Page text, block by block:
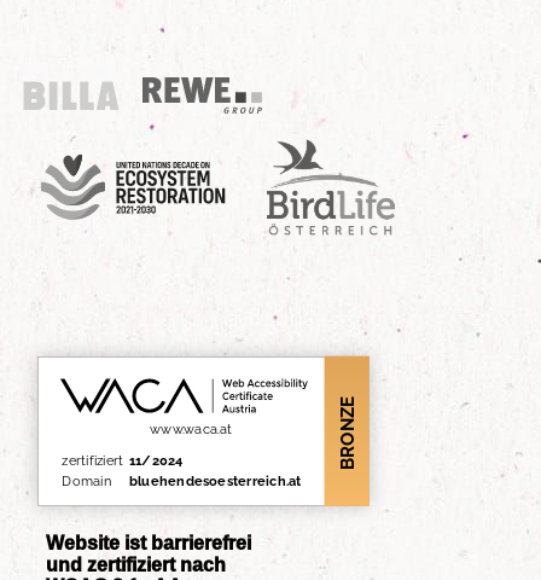
Billa
REWE Group
UN Decade
Birdlife